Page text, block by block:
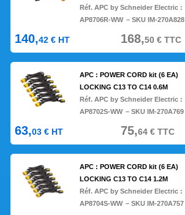
Réf. APC by Schneider Electric :
AP8706R-WW – SKU IM-270A828
140,42 € HT 168,50€TTC
APC : POWER CORD kit (6 EA)
LOCKING C13 TO C14 0.6M
Réf. APC by Schneider Electric :
AP8702S-WW – SKU IM-270A769
63,03 € HT 75,64€TTC
APC : POWER CORD kit (6 EA)
LOCKING C13 TO C14 1.2M
Réf. APC by Schneider Electric :
AP8704S-WW – SKU IM-270A757